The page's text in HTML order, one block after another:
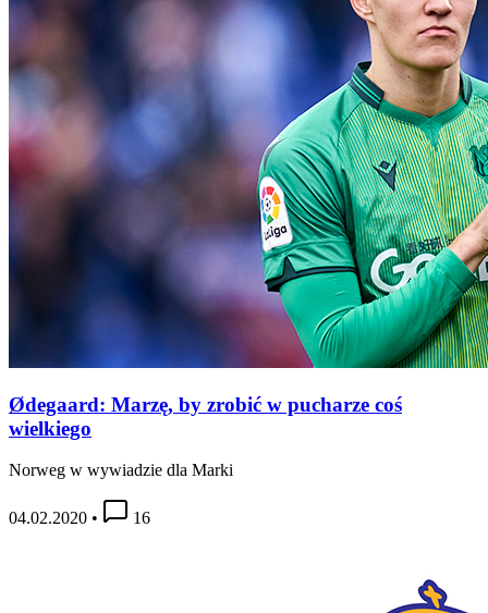
Ødegaard: Marzę, by zrobić w pucharze coś
wielkiego
Norweg w wywiadzie dla Marki
04.02.2020 • 16